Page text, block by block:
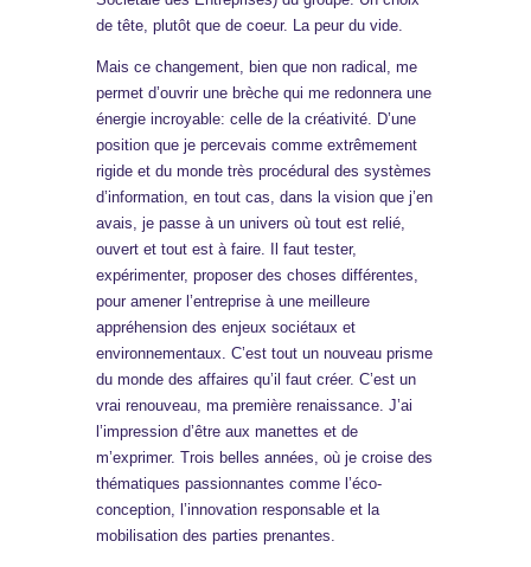
de tête, plutôt que de coeur. La peur du vide.
Mais ce changement, bien que non radical, me
permet d’ouvrir une brèche qui me redonnera une
énergie incroyable: celle de la créativité. D’une
position que je percevais comme extrêmement
rigide et du monde très procédural des systèmes
d’information, en tout cas, dans la vision que j’en
avais, je passe à un univers où tout est relié,
ouvert et tout est à faire. Il faut tester,
expérimenter, proposer des choses différentes,
pour amener l’entreprise à une meilleure
appréhension des enjeux sociétaux et
environnementaux. C’est tout un nouveau prisme
du monde des affaires qu’il faut créer. C’est un
vrai renouveau, ma première renaissance. J’ai
l’impression d’être aux manettes et de
m’exprimer. Trois belles années, où je croise des
thématiques passionnantes comme l’éco-
conception, l’innovation responsable et la
mobilisation des parties prenantes.